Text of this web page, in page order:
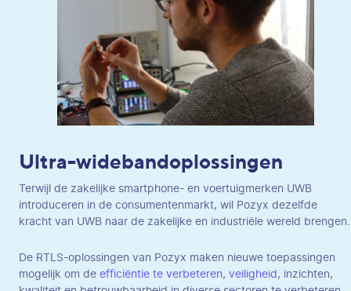
Ultra-widebandoplossingen
Terwijl de zakelijke smartphone- en voertuigmerken UWB
introduceren in de consumentenmarkt, wil Pozyx dezelfde
kracht van UWB naar de zakelijke en industriële wereld brengen.
De RTLS-oplossingen van Pozyx maken nieuwe toepassingen
mogelijk om de efficiëntie te verbeteren, veiligheid , inzichten,